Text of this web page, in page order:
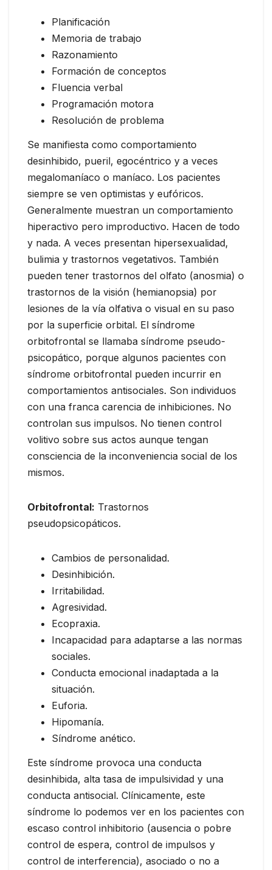
Planificación
Memoria de trabajo
Razonamiento
Formación de conceptos
Fluencia verbal
Programación motora
Resolución de problema
Se manifiesta como comportamiento
desinhibido, pueril, egocéntrico y a veces
megalomaníaco o maníaco. Los pacientes
siempre se ven optimistas y eufóricos.
Generalmente muestran un comportamiento
hiperactivo pero improductivo. Hacen de todo
y nada. A veces presentan hipersexualidad,
bulimia y trastornos vegetativos. También
pueden tener trastornos del olfato (anosmia) o
trastornos de la visión (hemianopsia) por
lesiones de la vía olfativa o visual en su paso
por la superficie orbital. El síndrome
orbitofrontal se llamaba síndrome pseudo-
psicopático, porque algunos pacientes con
síndrome orbitofrontal pueden incurrir en
comportamientos antisociales. Son individuos
con una franca carencia de inhibiciones. No
controlan sus impulsos. No tienen control
volitivo sobre sus actos aunque tengan
consciencia de la inconveniencia social de los
mismos.
Orbitofrontal: Trastornos
pseudopsicopáticos.
Cambios de personalidad.
Desinhibición.
Irritabilidad.
Agresividad.
Ecopraxia.
Incapacidad para adaptarse a las normas
sociales.
Conducta emocional inadaptada a la
situación.
Euforia.
Hipomanía.
Síndrome anético.
Este síndrome provoca una conducta
desinhibida, alta tasa de impulsividad y una
conducta antisocial. Clínicamente, este
síndrome lo podemos ver en los pacientes con
escaso control inhibitorio (ausencia o pobre
control de espera, control de impulsos y
control de interferencia), asociado o no a